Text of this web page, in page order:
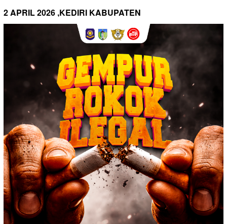
2 APRIL 2026 ,KEDIRI KABUPATEN